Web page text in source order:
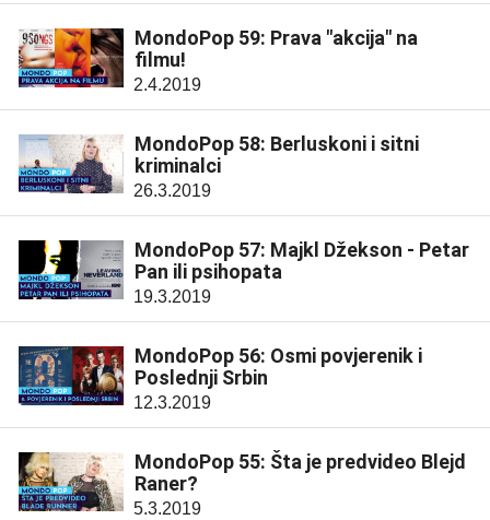
MondoPop 59: Prava "akcija" na
filmu!
2.4.2019
MondoPop 58: Berluskoni i sitni
kriminalci
26.3.2019
MondoPop 57: Majkl Džekson - Petar
Pan ili psihopata
19.3.2019
MondoPop 56: Osmi povjerenik i
Poslednji Srbin
12.3.2019
MondoPop 55: Šta je predvideo Blejd
Raner?
5.3.2019